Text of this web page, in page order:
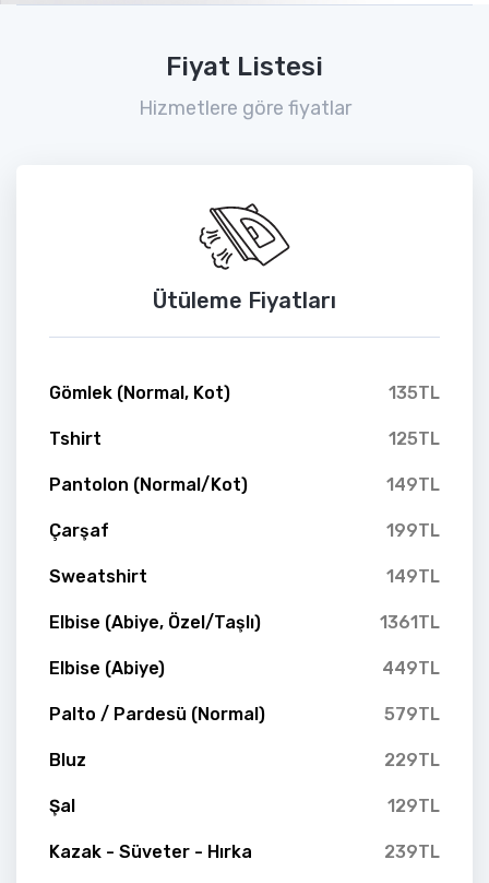
Fiyat Listesi
Hizmetlere göre fiyatlar
Ütüleme Fiyatları
Gömlek (Normal, Kot) 135TL
Tshirt 125TL
Pantolon (Normal/Kot) 149TL
Çarşaf 199TL
Sweatshirt 149TL
Elbise (Abiye, Özel/Taşlı) 1361TL
Elbise (Abiye) 449TL
Palto / Pardesü (Normal) 579TL
Bluz 229TL
Şal 129TL
Kazak - Süveter - Hırka 239TL